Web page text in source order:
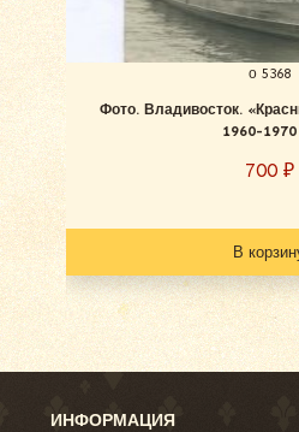
о 5368
Фото. Владивосток.
1960-1970
700 ₽
В
ИНФОРМАЦИЯ